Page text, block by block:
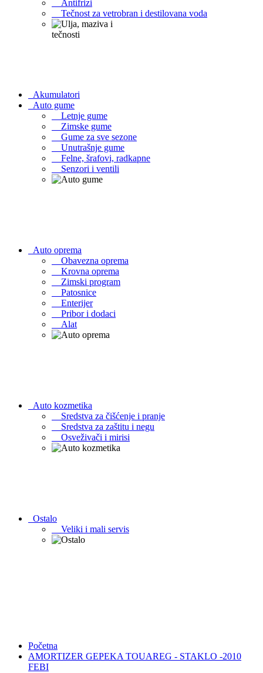
Antifrizi
Tečnost za vetrobran i destilovana voda
Akumulatori
Auto gume
Letnje gume
Zimske gume
Gume za sve sezone
Unutrašnje gume
Felne, šrafovi, radkapne
Senzori i ventili
Auto oprema
Obavezna oprema
Krovna oprema
Zimski program
Patosnice
Enterijer
Pribor i dodaci
Alat
Auto kozmetika
Sredstva za čišćenje i pranje
Sredstva za zaštitu i negu
Osveživači i mirisi
Ostalo
Veliki i mali servis
Početna
AMORTIZER GEPEKA TOUAREG - STAKLO -2010
FEBI